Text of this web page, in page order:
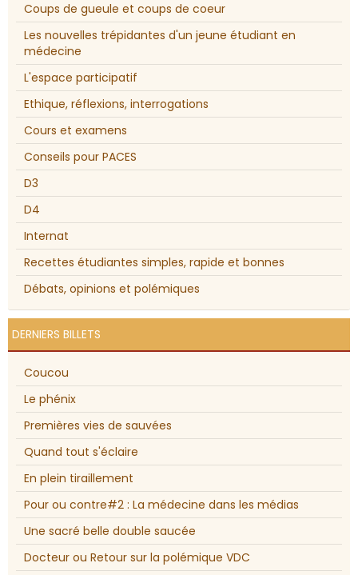
Coups de gueule et coups de coeur
Les nouvelles trépidantes d'un jeune étudiant en
médecine
L'espace participatif
Ethique, réflexions, interrogations
Cours et examens
Conseils pour PACES
D3
D4
Internat
Recettes étudiantes simples, rapide et bonnes
Débats, opinions et polémiques
DERNIERS BILLETS
Coucou
Le phénix
Premières vies de sauvées
Quand tout s'éclaire
En plein tiraillement
Pour ou contre#2 : La médecine dans les médias
Une sacré belle double saucée
Docteur ou Retour sur la polémique VDC